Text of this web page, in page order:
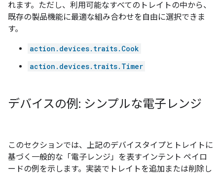
れます。ただし、利用可能なすべてのトレイトの中から、
既存の製品機能に最適な組み合わせを自由に選択できま
す。
action.devices.traits.Cook
action.devices.traits.Timer
デバイスの例: シンプルな電子レンジ
このセクションでは、上記のデバイスタイプとトレイトに
基づく一般的な「電子レンジ」を表すインテント ペイロ
ードの例を示します。実装でトレイトを追加または削除し